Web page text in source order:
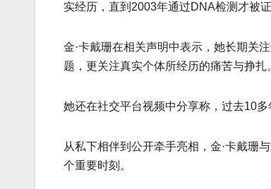
实经历，直到2003年通过DNA检测才被证
金·卡戴珊在相关声明中表示，她长期关
题，更关注真实个体所经历的痛苦与挣扎
她还在社交平台视频中分享称，过去10
从私下相伴到公开牵手亮相，金·卡戴珊
个重要时刻。